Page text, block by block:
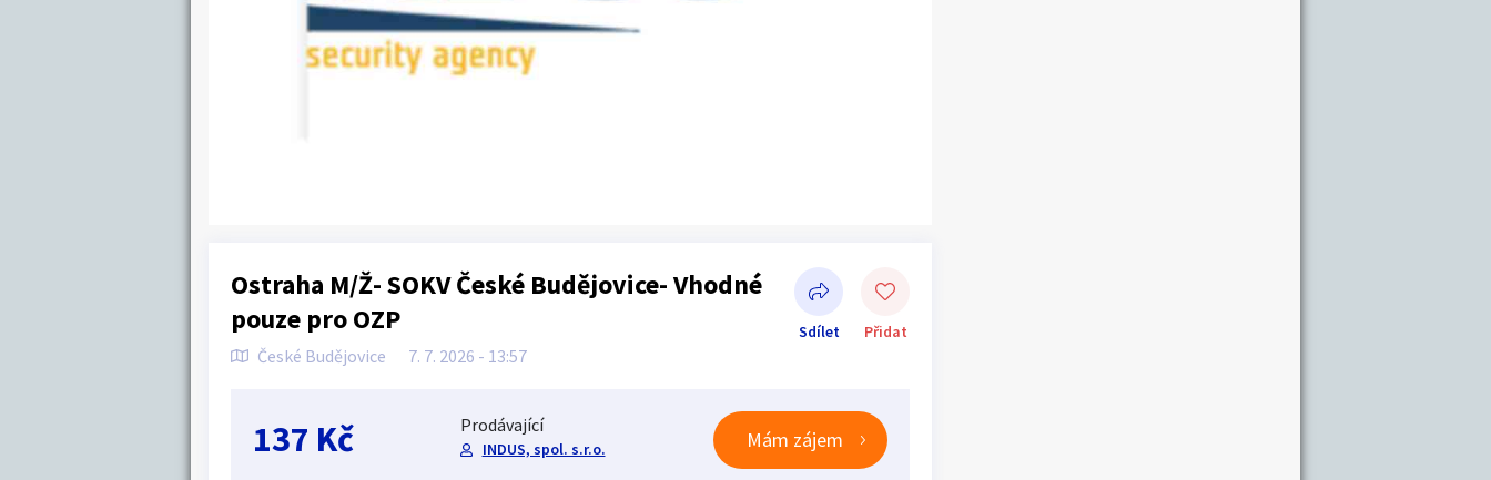
Ostraha M/Ž- SOKV České Budějovice- Vhodné
pouze pro OZP
České Budějovice 7. 7. 2026 - 13:57
Sdílet Přidat
Sdílet na Facebooku
137 Kč Prodávající
INDUS, spol. s.r.o. Mám zájem